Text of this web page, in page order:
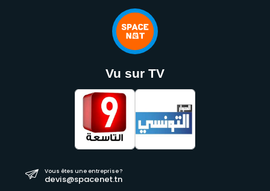
Vu sur TV
Vous êtes une entreprise ?
devis@spacenet.tn